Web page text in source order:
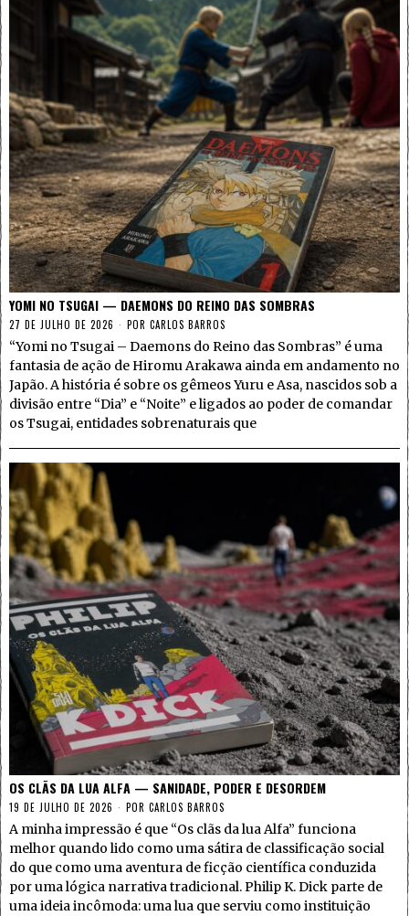
YOMI NO TSUGAI — DAEMONS DO REINO DAS SOMBRAS
27 DE JULHO DE 2026 POR CARLOS BARROS
“Yomi no Tsugai – Daemons do Reino das Sombras” é uma
fantasia de ação de Hiromu Arakawa ainda em andamento no
Japão. A história é sobre os gêmeos Yuru e Asa, nascidos sob a
divisão entre “Dia” e “Noite” e ligados ao poder de comandar
os Tsugai, entidades sobrenaturais que
OS CLÃS DA LUA ALFA — SANIDADE, PODER E DESORDEM
19 DE JULHO DE 2026 POR CARLOS BARROS
A minha impressão é que “Os clãs da lua Alfa” funciona
melhor quando lido como uma sátira de classificação social
do que como uma aventura de ficção científica conduzida
por uma lógica narrativa tradicional. Philip K. Dick parte de
uma ideia incômoda: uma lua que serviu como instituição